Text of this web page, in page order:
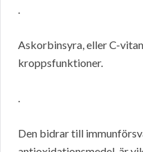
.
Askorbinsyra, eller C-
kroppsfunktioner.
.
Den bidrar till